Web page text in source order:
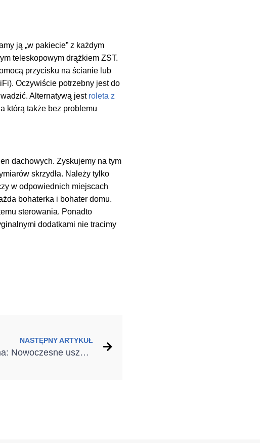
ją „w pakiecie” z każdym
teleskopowym drążkiem ZST.
przycisku na ścianie lub
Oczywiście potrzebny jest do
Alternatywą jest roleta z
którą także bez problemu
dachowych. Zyskujemy na tym
skrzydła. Należy tylko
w odpowiednich miejscach
bohaterka i bohater domu.
sterowania. Ponadto
dodatkami nie tracimy
NASTĘPNY ARTYKUŁ
Szkolenie Selena: Nowoczesne uszczelnienie i izolacja stolarki zewnętrznej